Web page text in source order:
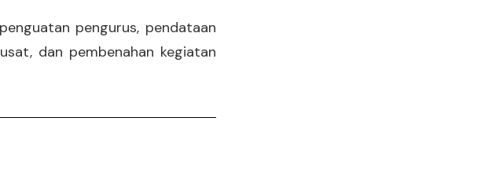
pengurus, pendataan
dan pembenahan kegiatan